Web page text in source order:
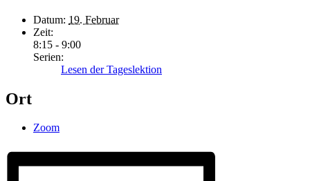
Datum: 19. Februar
Zeit:
8:15 - 9:00
Serien:
Lesen der Tageslektion
Ort
Zoom